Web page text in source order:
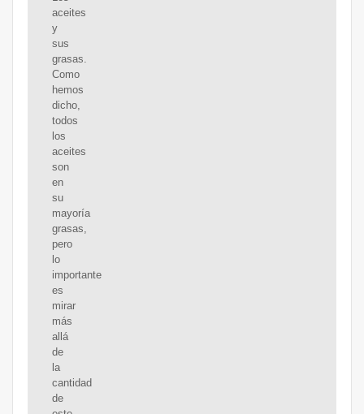
aceites
y
sus
grasas.
Como
hemos
dicho,
todos
los
aceites
son
en
su
mayoría
grasas,
pero
lo
importante
es
mirar
más
allá
de
la
cantidad
de